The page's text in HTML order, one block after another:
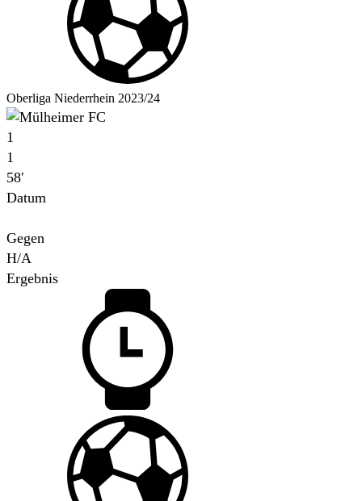
Oberliga Niederrhein 2023/24
1
1
58′
Datum
Gegen
H/A
Ergebnis